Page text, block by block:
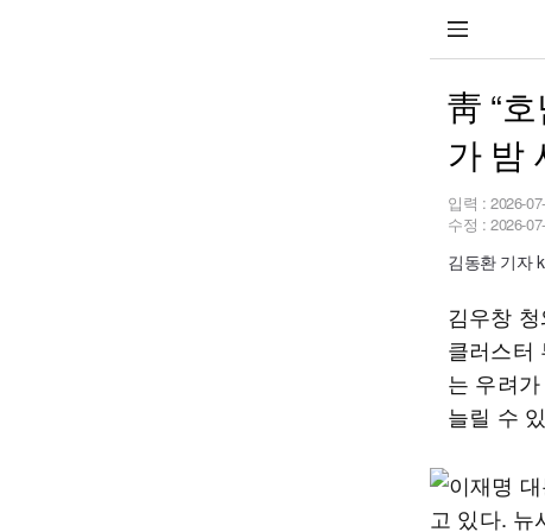
靑 “
가 밤
입력 : 2026-
수정 : 2026-
김동환 기자
김우창
클러스터
는 우려
늘릴 수